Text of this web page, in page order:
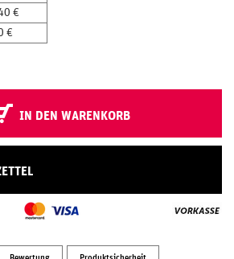
€
€
IN DEN WARENKORB